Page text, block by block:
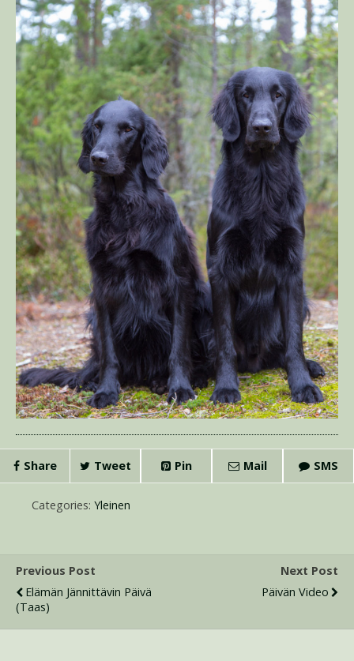
Share Tweet Pin Mail SMS
Categories: Yleinen
Previous Post
Elämän Jännittävin Päivä
(taas)
Next Post
Päivän Video